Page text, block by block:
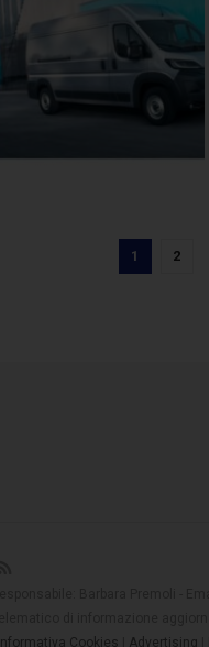
1 2
Informativa Cookies Advertising